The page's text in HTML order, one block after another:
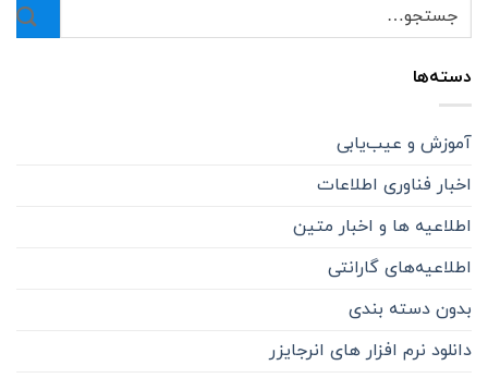
دسته‌ها
آموزش و عیب‌یابی
اخبار فناوری اطلاعات
اطلاعیه ها و اخبار متین
اطلاعیه‌‌های گارانتی
بدون دسته بندی
دانلود نرم افزار های انرجایزر